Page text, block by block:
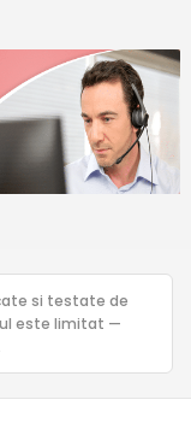
si testate de
este limitat —